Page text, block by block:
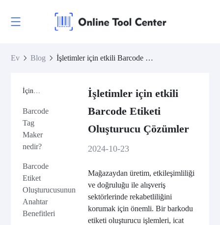
Ev Blog İşletimler için etkili Barcode Etiketi Oluşturucu Çözümler
İçindekiler
Barcode
Tag
Maker
nedir?
Barcode
Etiket
Oluşturucusunun
Anahtar
Benefitleri
İşletimler için etkili
Barcode Etiketi
Oluşturucu Çözümler
2024-10-23
Mağazaydan üretim, etkileşimliliği
ve doğruluğu ile alışveriş
sektörlerinde rekabetliliğini
korumak için önemli. Bir barkodu
etiketi oluşturucu işlemleri, icat